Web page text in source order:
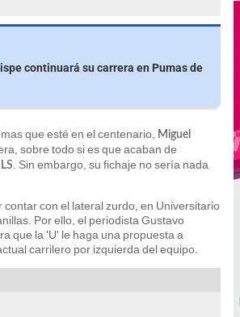
continuará su carrera en Pumas de
que esté en el centenario,
Miguel
sobre todo si es que acaban de
. Sin embargo, su fichaje no sería nada
contar con el lateral zurdo, en Universitario
Por ello, el periodista Gustavo
que la 'U' le haga una propuesta a
carrilero por izquierda del equipo.